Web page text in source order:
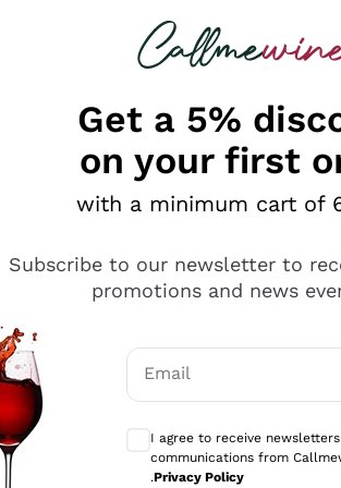
looking for
è male ma secondo me ci sono
Get a 5%
on your first
with a minimum cart of
Subscribe to our newsletter to
promotions and news
Email
I agree to receive
communications from
.Privacy Policy